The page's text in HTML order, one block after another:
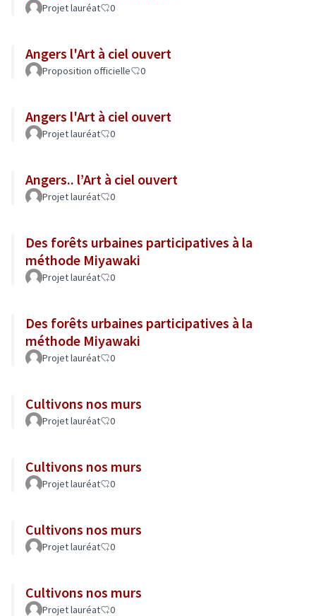
Projet lauréat 0
Angers l'Art à ciel ouvert
Proposition officielle 0
Angers l'Art à ciel ouvert
Projet lauréat 0
Angers.. l’Art à ciel ouvert
Projet lauréat 0
Des forêts urbaines participatives à la
méthode Miyawaki
Projet lauréat 0
Des forêts urbaines participatives à la
méthode Miyawaki
Projet lauréat 0
Cultivons nos murs
Projet lauréat 0
Cultivons nos murs
Projet lauréat 0
Cultivons nos murs
Projet lauréat 0
Cultivons nos murs
Projet lauréat 0